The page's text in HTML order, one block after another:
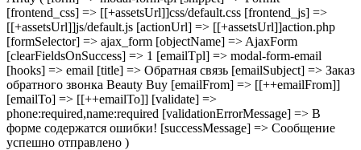
[frontend_css] => [[+assetsUrl]]css/default.css [frontend_js] =>
[[+assetsUrl]]js/default.js [actionUrl] => [[+assetsUrl]]action.php
[formSelector] => ajax_form [objectName] => AjaxForm
[clearFieldsOnSuccess] => 1 [emailTpl] => modal-form-email
[hooks] => email [title] => Обратная связь [emailSubject] => Заказ
обратного звонка Beauty Buy [emailFrom] => [[++emailFrom]]
[emailTo] => [[++emailTo]] [validate] =>
phone:required,name:required [validationErrorMessage] => В
форме содержатся ошибки! [successMessage] => Сообщение
успешно отправлено )